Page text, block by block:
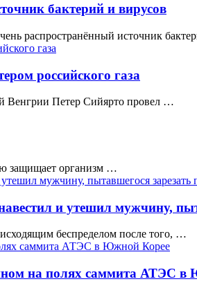
бактерий и вирусов
распространённый источник
российского газа
Венгрии Петер Сийярто провел …
защищает организм …
и утешил мужчину,
беспределом после того, …
на полях саммита АТЭС в